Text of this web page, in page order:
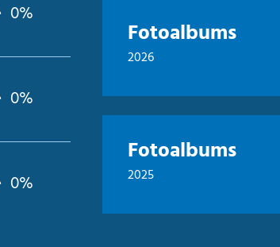
0%
0%
0%
Fotoalbums
2026
Fotoalbums
2025